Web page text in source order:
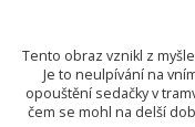
Tento obraz vznikl z
Je to neulpívání na
opouštění sedačky v
čem se mohl na delší